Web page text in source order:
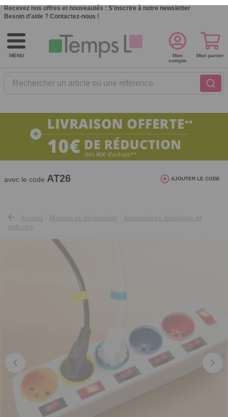
Recevez nos offres et nouveautés : S'inscrire à notre newsletter
Besoin d'aide ? Contactez-nous !
MENU
Rechercher un article ou une référence
Mon
compte
Mon panier
10€ de réduction dès 40€ d'achat. Offre
valable du 03/08/2026 au 12/08/2026.
avec le code AT26 AJOUTER LE CODE
Accueil Maison et décoration
Accessoires bricolage et
astuces